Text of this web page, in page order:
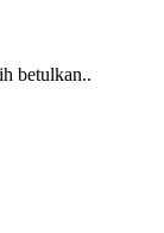
betulkan..